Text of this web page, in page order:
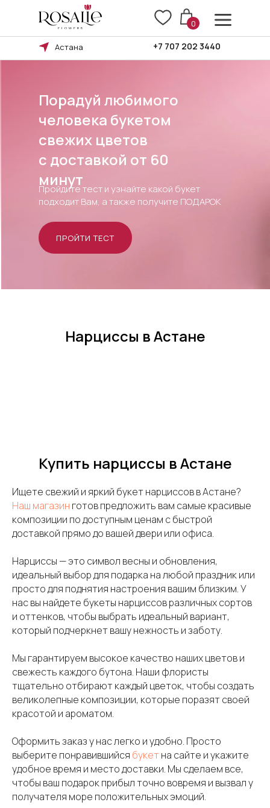
+7 707 202 3440
ПОВОД
0
Астана
Оплата и доставка
Порадуй любимого
человека букетом
свежих цветов
c доставкой от 60
минут
Пройдите тест и узнайте какой букет
подходит Вам, а также получите ПОДАРОК
ПРОЙТИ ТЕСТ
Нарциссы в Астане
Купить нарциссы в Астане
Ищете свежий и яркий букет нарциссов в Астане?
Наш магазин готов предложить вам самые красивые
композиции по доступным ценам с быстрой
доставкой прямо до вашей двери или офиса.
Нарциссы — это символ весны и обновления,
идеальный выбор для подарка на любой праздник или
просто для поднятия настроения вашим близким. У
нас вы найдете букеты нарциссов различных сортов
и оттенков, чтобы выбрать идеальный вариант,
который подчеркнет вашу нежность и заботу.
Мы гарантируем высокое качество наших цветов и
свежесть каждого бутона. Наши флористы
тщательно отбирают каждый цветок, чтобы создать
великолепные композиции, которые поразят своей
красотой и ароматом.
Оформить заказ у нас легко и удобно. Просто
выберите понравившийся букет на сайте и укажите
удобное время и место доставки. Мы сделаем все,
чтобы ваш подарок прибыл точно вовремя и вызвал у
получателя море положительных эмоций.